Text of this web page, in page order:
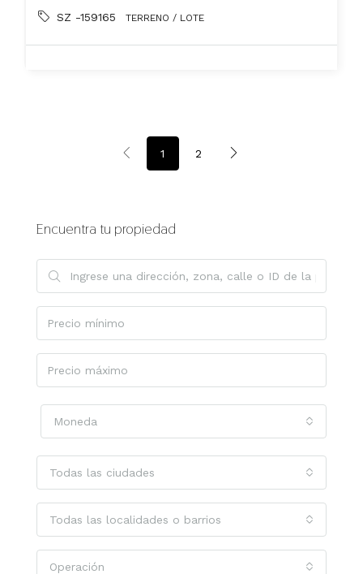
SZ -159165 TERRENO / LOTE
1 2
Encuentra tu propiedad
Moneda
Todas las ciudades
Todas las localidades o barrios
Operación